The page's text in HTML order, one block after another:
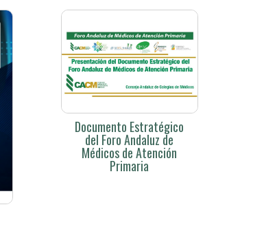
Documento Estratégico
del Foro Andaluz de
Médicos de Atención
Primaria